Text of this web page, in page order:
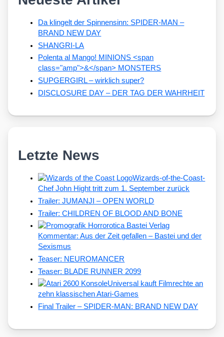
Da klingelt der Spinnensinn: SPIDER-MAN –
BRAND NEW DAY
SHANGRI-LA
Polenta al Mango! MINIONS <span
class="amp">&</span> MONSTERS
SUPGERGIRL – wirklich super?
DISCLOSURE DAY – DER TAG DER WAHRHEIT
Letzte News
Wizards-of-the-Coast-
Chef John Hight tritt zum 1. September zurück
Trailer: JUMANJI – OPEN WORLD
Trailer: CHILDREN OF BLOOD AND BONE
Kommentar: Aus der Zeit gefallen – Bastei und der
Sexismus
Teaser: NEUROMANCER
Teaser: BLADE RUNNER 2099
Universal kauft Filmrechte an
zehn klassischen Atari-Games
Final Trailer – SPIDER-MAN: BRAND NEW DAY